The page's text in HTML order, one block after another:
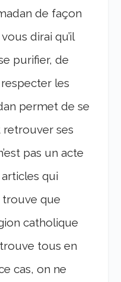
de façon
dirai qu’il
purifier, de
les
permet de se
ses
pas un acte
qui
trouve que
catholique
tous en
cas, on ne